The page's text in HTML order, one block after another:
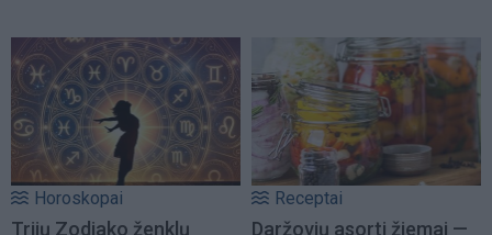
Horoskopai
Trijų Zodiako ženklų
Receptai
Daržovių asorti žiemai —